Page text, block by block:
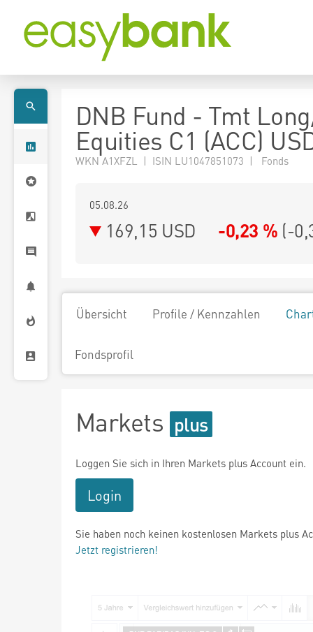
DNB Fund - Tmt
Equities C1 (ACC)
WKN A1XFZL | ISIN LU1047851073 | Fonds
05.08.26
169,15 USD -0,23 % (-
Übersicht Profile / Kennzahlen
Fondsprofil
Markets
Loggen Sie sich in Ihren Markets plus Account ein.
Login
Sie haben noch keinen kostenlosen Markets plus
Jetzt registrieren!